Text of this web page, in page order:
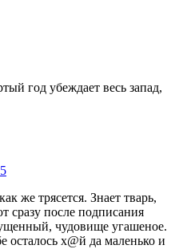
год убеждает весь запад,
же трясется. Знает тварь,
сразу после подписания
чудовище угашеное.
осталось х@й да маленько и